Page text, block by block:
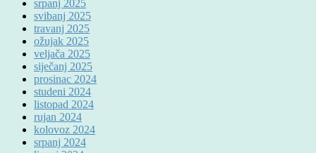
srpanj 2025
svibanj 2025
travanj 2025
ožujak 2025
veljača 2025
siječanj 2025
prosinac 2024
studeni 2024
listopad 2024
rujan 2024
kolovoz 2024
srpanj 2024